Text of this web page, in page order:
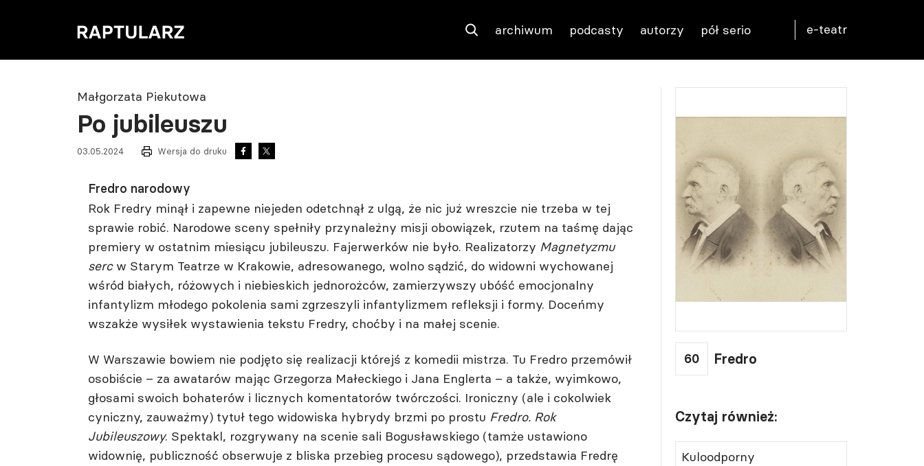
archiwum podcasty autorzy pół serio e-teatr
Małgorzata Piekutowa
Po jubileuszu
03.05.2024 Wersja do druku
Fredro narodowy
Rok Fredry minął i zapewne niejeden odetchnął z ulgą, że nic już wreszcie nie trzeba w tej
sprawie robić. Narodowe sceny spełniły przynależny misji obowiązek, rzutem na taśmę dając
premiery w ostatnim miesiącu jubileuszu. Fajerwerków nie było. Realizatorzy Magnetyzmu
sercw Starym Teatrze w Krakowie, adresowanego, wolno sądzić, do widowni wychowanej
wśród białych, różowych i niebieskich jednorożców, zamierzywszy ubóść emocjonalny
infantylizm młodego pokolenia sami zgrzeszyli infantylizmem refleksji i formy. Doceńmy
wszakże wysiłek wystawienia tekstu Fredry, choćby i na małej scenie.
W Warszawie bowiem nie podjęto się realizacji którejś z komedii mistrza. Tu Fredro przemówił
osobiście – za awatarów mając Grzegorza Małeckiego i Jana Englerta – a także, wyimkowo,
głosami swoich bohaterów i licznych komentatorów twórczości. Ironiczny (ale i cokolwiek
cyniczny, zauważmy) tytuł tego widowiska hybrydy brzmi po prostu Fredro. Rok
Jubileuszowy. Spektakl, rozgrywany na scenie sali Bogusławskiego (tamże ustawiono
widownię, publiczność obserwuje z bliska przebieg procesu sądowego), przedstawia Fredrę
60 Fredro
Czytaj również:
Kuloodporny